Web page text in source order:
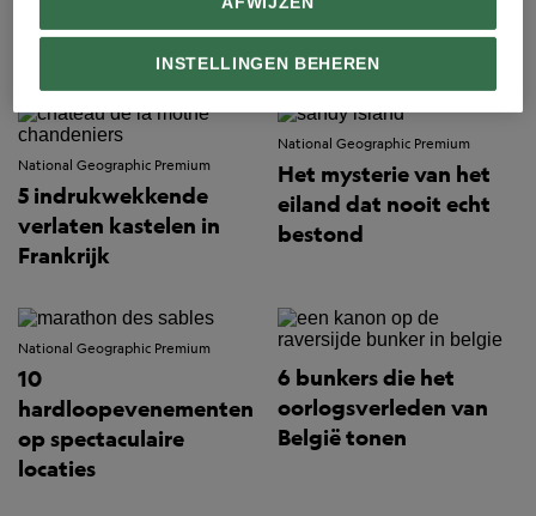
Reizen
National Geographic Premium
5 indrukwekkende
verlaten kastelen in
Frankrijk
National Geographic Premium
Het mysterie van het
eiland dat nooit echt
bestond
National Geographic Premium
10
hardloopevenementen
op spectaculaire
locaties
6 bunkers die het
oorlogsverleden van
België tonen
INSTELLINGEN BEHEREN